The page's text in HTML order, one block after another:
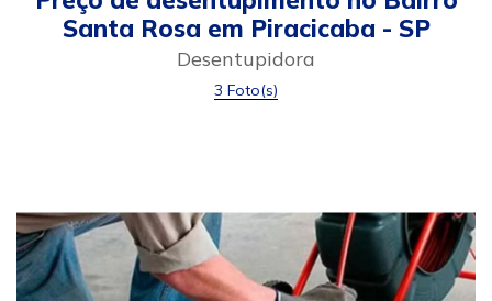
Santa Rosa em Piracicaba - SP
Desentupidora
3 Foto(s)